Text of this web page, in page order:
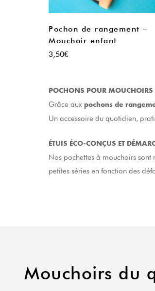
Pochon de rangement –
Mouchoir enfant
3,50€
POCHONS POUR MOUCHOIRS
Grâce aux pochons de
Un accessoire du quotidien,
ÉTUIS ÉCO-CONÇUS ET
Nos pochettes à mouchoirs
petites séries en fonction des
Mouchoirs du